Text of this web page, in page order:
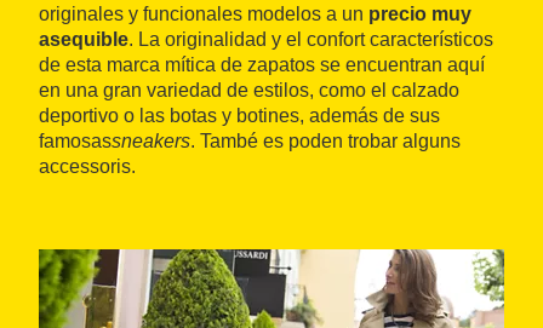
originales y funcionales modelos a un precio muy
asequible. La originalidad y el confort característicos
de esta marca mítica de zapatos se encuentran aquí
en una gran variedad de estilos, como el calzado
deportivo o las botas y botines, además de sus
famosassneakers. També es poden trobar alguns
accessoris.